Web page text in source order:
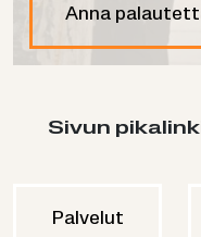
Anna
Sivun
Palvelut